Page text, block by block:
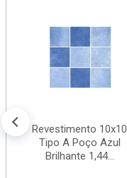
Revestimento 10x10
Tipo A Poço Azul
Brilhante 1,44...